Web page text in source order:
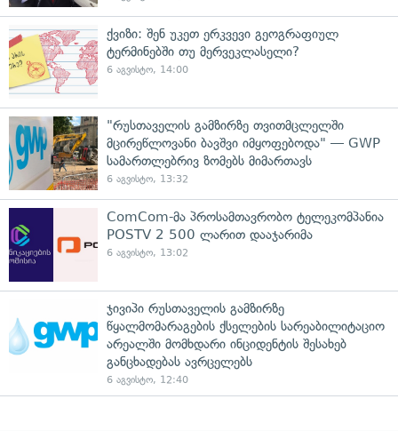
ქვიზი: შენ უკეთ ერკვევი გეოგრაფიულ
ტერმინებში თუ მერვეკლასელი?
6 აგვისტო, 14:00
"რუსთაველის გამზირზე თვითმცლელში
მცირეწლოვანი ბავშვი იმყოფებოდა" — GWP
სამართლებრივ ზომებს მიმართავს
6 აგვისტო, 13:32
ComCom-მა პროსამთავრობო ტელეკომპანია
POSTV 2 500 ლარით დააჯარიმა
6 აგვისტო, 13:02
ჯივიპი რუსთაველის გამზირზე
წყალმომარაგების ქსელების სარეაბილიტაციო
არეალში მომხდარი ინციდენტის შესახებ
განცხადებას ავრცელებს
6 აგვისტო, 12:40